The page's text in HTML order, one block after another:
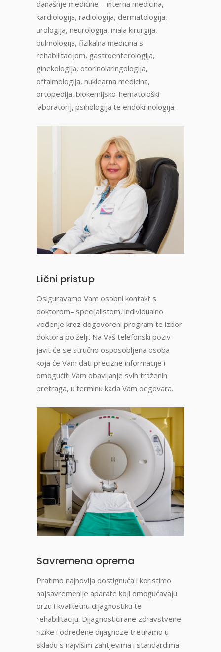
današnje medicine – interna medicina,
kardiologija, radiologija, dermatologija,
urologija, neurologija, mala kirurgija,
pulmologija, fizikalna medicina s
rehabilitacijom, gastroenterologija,
ginekologija, otorinolaringologija,
oftalmologija, nuklearna medicina,
ortopedija, biokemijsko-hematološki
laboratorij, psihologija te endokrinologija.
Lični pristup
Osiguravamo Vam osobni kontakt s
doktorom– specijalistom, individualno
vođenje kroz dogovoreni program te izbor
doktora po želji. Na Vaš telefonski poziv
javit će se stručno osposobljena osoba
koja će Vam dati precizne informacije i
omogućiti Vam obavljanje svih traženih
pretraga, u terminu kada Vam odgovara.
Savremena oprema
Pratimo najnovija dostignuća i koristimo
najsavremenije aparate koji omogućavaju
brzu i kvalitetnu dijagnostiku te
rehabilitaciju. Dijagnosticirane zdravstvene
rizike i određene dijagnoze tretiramo u
skladu s najvišim zahtjevima i standardima